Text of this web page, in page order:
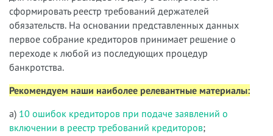
сформировать реестр требований держателей
обязательств. На основании представленных данных
первое собрание кредиторов принимает решение о
переходе к любой из последующих процедур
банкротства.
Рекомендуем наши наиболее релевантные материалы:
а) 10 ошибок кредиторов при подаче заявлений о
включении в реестр требований кредиторов;